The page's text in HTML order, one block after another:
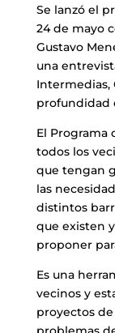
Se lanzó el
24 de mayo
Gustavo
una
Intermedias,
profundidad
El Programa
todos los
que tengan
las
distintos
que existen
proponer
Es una
vecinos y
proyectos